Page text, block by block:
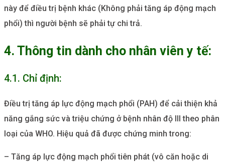
này để điều trị bệnh khác (Không phải tăng áp động mạch
phổi) thì người bệnh sẽ phải tự chi trả.
4. Thông tin dành cho nhân viên y tế:
4.1. Chỉ định:
Điều trị tăng áp lực động mạch phổi (PAH) để cải thiện khả
năng gắng sức và triệu chứng ở bệnh nhân độ III theo phân
loại của WHO. Hiệu quả đã được chứng minh trong:
– Tăng áp lực động mạch phổi tiên phát (vô căn hoặc di